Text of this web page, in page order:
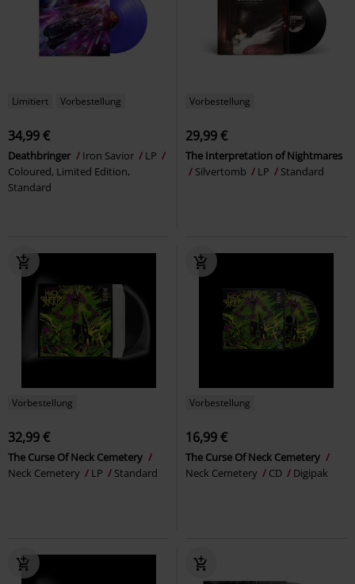
Limitiert Vorbestellung
34,99 €
Deathbringer Iron Savior
LP
Coloured, Limited Edition,
Standard
Vorbestellung
29,99 €
The Interpretation of Nightmares
Silvertomb
LP Standard
Vorbestellung
32,99 €
The Curse Of Neck Cemetery
Neck Cemetery
LP Standard
Vorbestellung
16,99 €
The Curse Of Neck Cemetery
Neck Cemetery
CD Digipak